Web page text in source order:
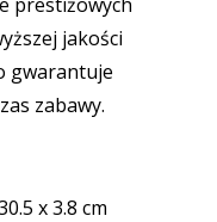
jakości
gwarantuje
zabawy.
x 3.8 cm